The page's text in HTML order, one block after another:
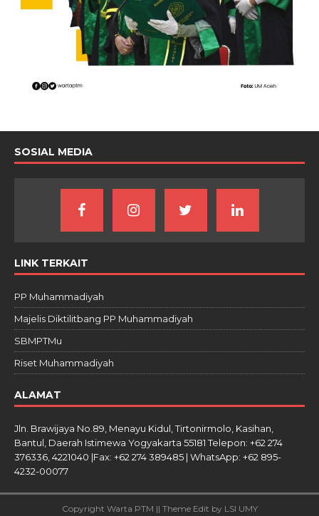
SOSIAL MEDIA
LINK TERKAIT
PP Muhammadiyah
Majelis Diktilitbang PP Muhammadiyah
SBMPTMu
Riset Muhammadiyah
ALAMAT
Jln. Brawijaya No.89, Menayu Kidul, Tirtonirmolo, Kasihan,
Bantul, Daerah Istimewa Yogyakarta 55181 Telepon: +62 274
376336, 4221040 |Fax: +62 274 389485 | WhatsApp: +62 895-
4232-00077
Copyright Warta PTM || Theme Edit by LSI UMY